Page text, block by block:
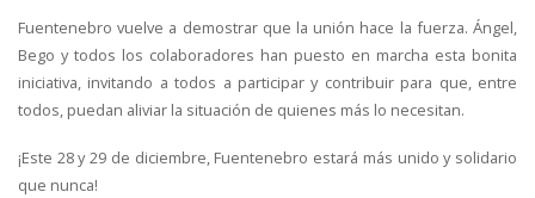
Fuentenebro vuelve a demostrar que la unión hace la fuerza. Ángel,
Bego y todos los colaboradores han puesto en marcha esta bonita
iniciativa, invitando a todos a participar y contribuir para que, entre
todos, puedan aliviar la situación de quienes más lo necesitan.
¡Este 28 y 29 de diciembre, Fuentenebro estará más unido y solidario
que nunca!